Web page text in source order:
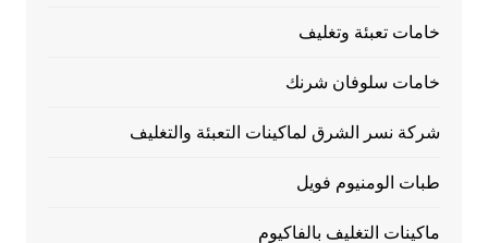
خامات تعبئة وتغليف
خامات سلوفان شرنك
شركة نسر الشرق لماكينات التعبئة والتغليف
طبات الومنيوم فويل
ماكينات التغليف بالفاكيوم